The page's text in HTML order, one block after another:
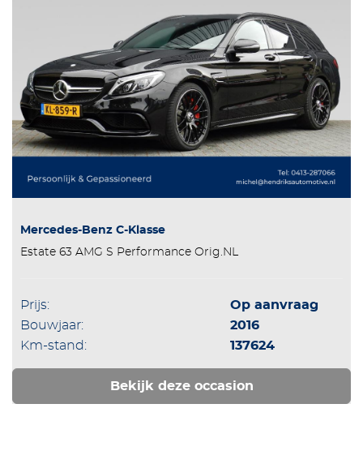
Mercedes-Benz C-Klasse
Estate 63 AMG S Performance Orig.NL
Prijs:
Op aanvraag
Bouwjaar:
2016
Km-stand:
137624
Bekijk deze occasion